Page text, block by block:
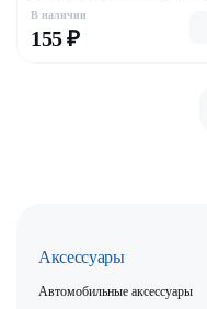
В наличии
155 ₽
Аксессуары
Автомобильные аксессуары